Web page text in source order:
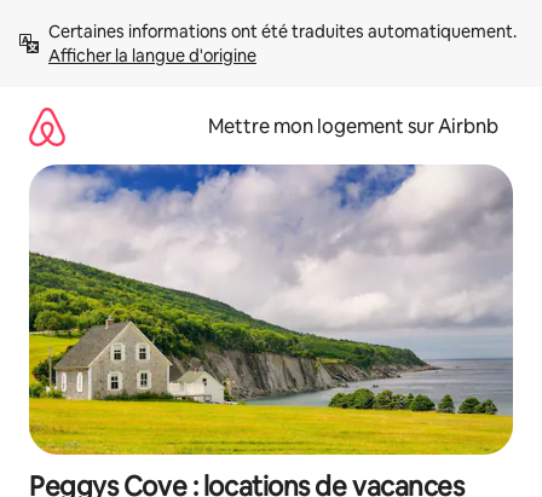
directement
Afficher la langue d'origine
Mettre mon logement sur Airbnb
Peggys Cove : locations de vacances